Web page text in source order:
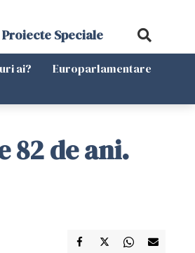
Proiecte Speciale
ai?
Europarlamentare
82 de ani.